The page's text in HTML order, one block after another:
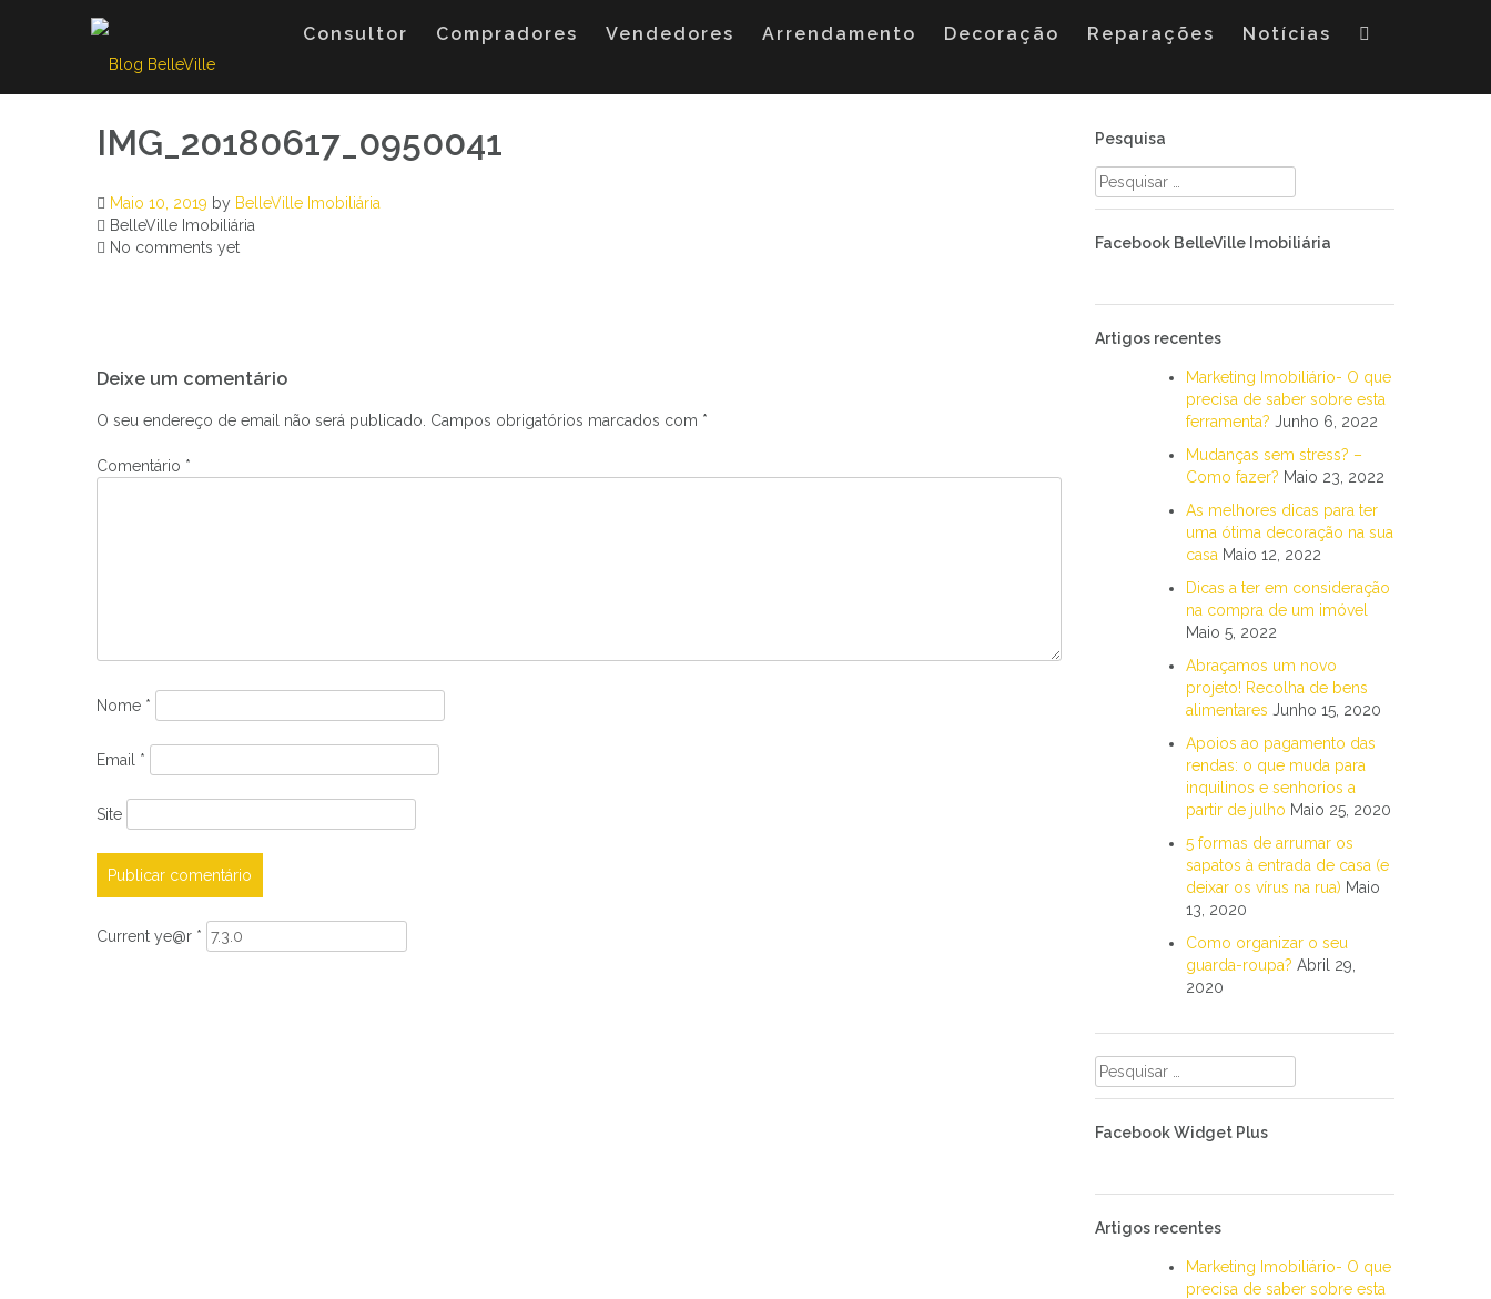
Consultor Compradores Vendedores Arrendamento Decoração Reparações Notícias
IMG_20180617_0950041
Maio 10, 2019 by BelleVille Imobiliária
BelleVille Imobiliária
No comments yet
de
artigos
Deixe um comentário
O seu endereço de email não será publicado. Campos obrigatórios marcados com *
Comentário *
Nome *
Email *
Site
Current ye@r *
Pesquisa
Pesquisar
por:
Facebook BelleVille Imobiliária
Artigos recentes
Marketing Imobiliário- O que
precisa de saber sobre esta
ferramenta? Junho 6, 2022
Mudanças sem stress? –
Como fazer? Maio 23, 2022
As melhores dicas para ter
uma ótima decoração na sua
casa Maio 12, 2022
Dicas a ter em consideração
na compra de um imóvel
Maio 5, 2022
Abraçamos um novo
projeto! Recolha de bens
alimentares Junho 15, 2020
Apoios ao pagamento das
rendas: o que muda para
inquilinos e senhorios a
partir de julho Maio 25, 2020
5 formas de arrumar os
sapatos à entrada de casa (e
deixar os vírus na rua) Maio
13, 2020
Como organizar o seu
guarda-roupa? Abril 29,
2020
Pesquisar
por:
Facebook Widget Plus
Artigos recentes
Marketing Imobiliário- O que
precisa de saber sobre esta